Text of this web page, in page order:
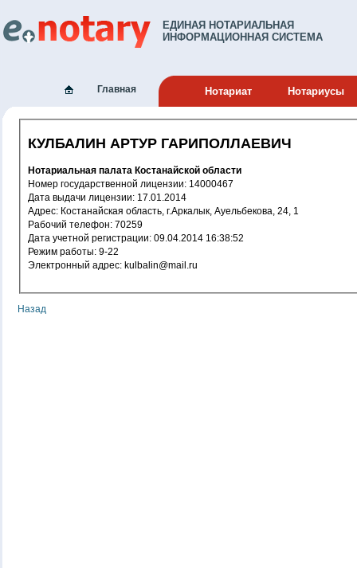
ЕДИНАЯ НОТАРИАЛЬНАЯ
ИНФОРМАЦИОННАЯ СИСТЕМА
Главная Нотариат Нотариусы
КУЛБАЛИН АРТУР ГАРИПОЛЛАЕВИЧ
Нотариальная палата Костанайской области
Номер государственной лицензии: 14000467
Дата выдачи лицензии: 17.01.2014
Адрес: Костанайская область, г.Аркалык, Ауельбекова, 24, 1
Рабочий телефон: 70259
Дата учетной регистрации: 09.04.2014 16:38:52
Режим работы: 9-22
Электронный адрес: kulbalin@mail.ru
Назад